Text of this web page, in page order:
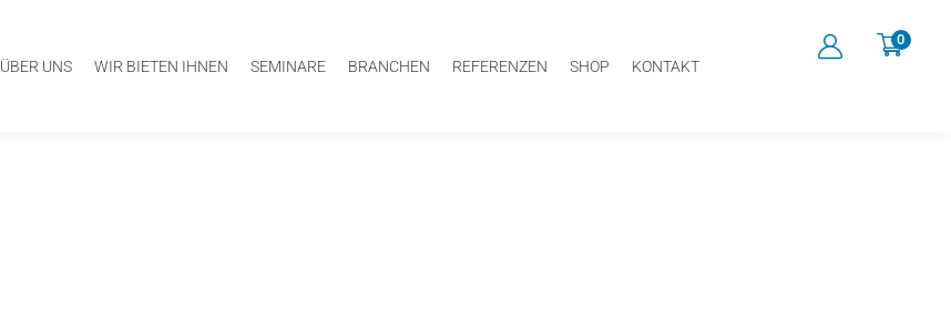
0
ÜBER UNS WIR BIETEN IHNEN SEMINARE BRANCHEN REFERENZEN SHOP KONTAKT